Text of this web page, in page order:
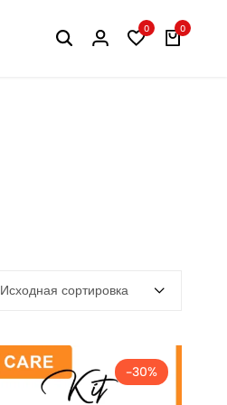
0 0
Исходная сортировка
-30%